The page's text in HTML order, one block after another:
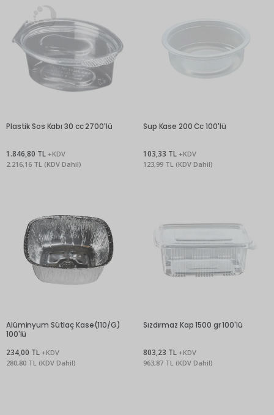
Plastik Sos Kabı 30 cc 2700'lü
1.846,80 TL +KDV
2.216,16 TL (KDV Dahil)
Sup Kase 200 Cc 100'lü
103,33 TL +KDV
123,99 TL (KDV Dahil)
Alüminyum Sütlaç Kase(110/G)
100'lü
234,00 TL +KDV
280,80 TL (KDV Dahil)
Sızdırmaz Kap 1500 gr 100'lü
803,23 TL +KDV
963,87 TL (KDV Dahil)